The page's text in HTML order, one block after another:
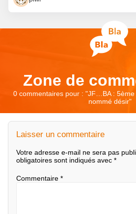
Zone de
0 commentaires pour : "JF…BA : 5ème
nommé désir"
Laisser un commentaire
Votre adresse e-mail ne sera pas
obligatoires sont indiqués avec *
Commentaire *